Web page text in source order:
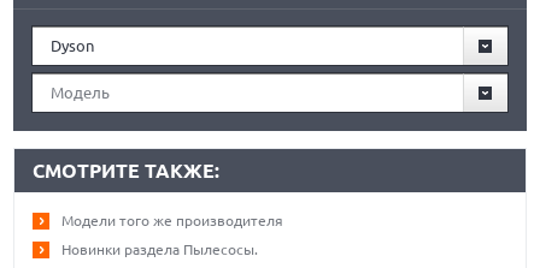
Dyson
Модель
СМОТРИТЕ ТАКЖЕ:
Модели того же производителя
Новинки раздела Пылесосы.